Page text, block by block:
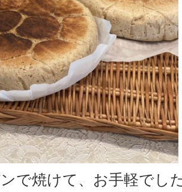
で焼けて、お手軽でし